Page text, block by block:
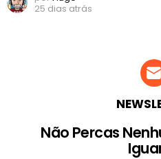
25 dias atrás
Não Percas